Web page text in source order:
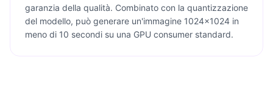
garanzia della qualità. Combinato con la quantizzazione
del modello, può generare un'immagine 1024×1024 in
meno di 10 secondi su una GPU consumer standard.